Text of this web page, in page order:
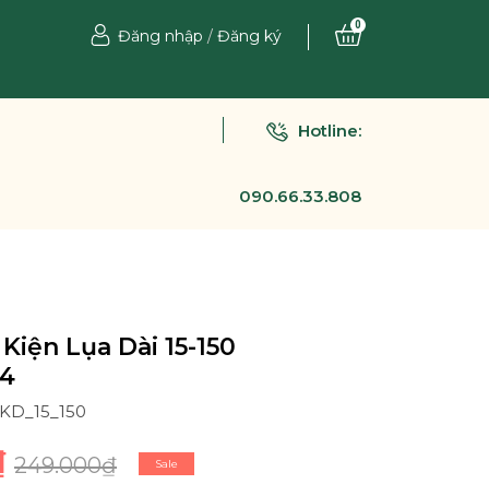
Đăng nhập / Đăng ký
0
Hotline:
090.66.33.808
Lụa Dài 15-150
249.000₫ Sale